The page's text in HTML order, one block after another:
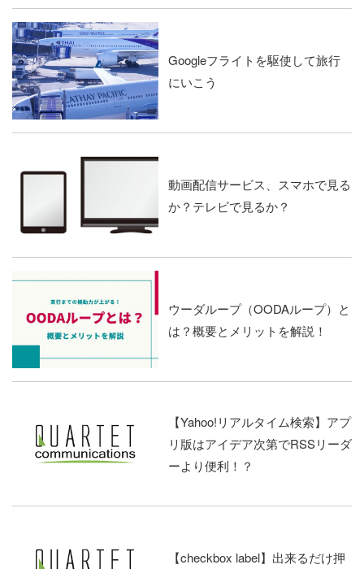
Googleフライトを駆使して旅行
にいこう
動画配信サービス、スマホで見る
か？テレビで見るか？
ウーダループ（OODAループ）と
は？概要とメリットを解説！
【Yahoo!リアルタイム検索】アプ
リ版はアイデア次第でRSSリーダ
ーより便利！？
【checkbox label】出来るだけ押